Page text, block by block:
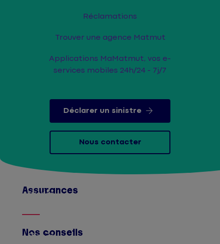
Réclamations
Trouver une agence Matmut
Applications MaMatmut, vos e-
services mobiles 24h/24 - 7j/7
Déclarer un sinistre
Nous contacter
Assurances
Afficher
Nos conseils
Afficher